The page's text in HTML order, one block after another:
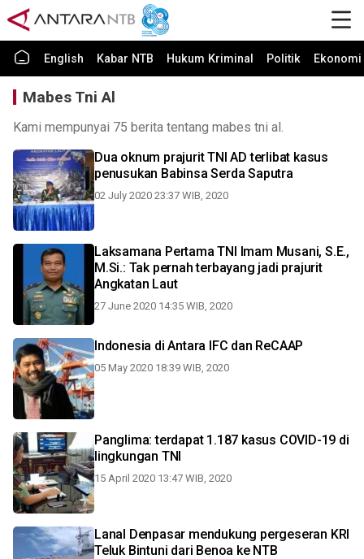
English Kabar NTB Hukum Kriminal Politik
Mabes Tni Al
Kami mempunyai 75 berita tentang mabes tni al.
Dua oknum prajurit TNI AD terlibat kasus
penusukan Babinsa Serda Saputra
02 July 2020 23:37 WIB, 2020
Laksamana Pertama TNI Imam Musani, S.E.,
M.Si.: Tak pernah terbayang jadi prajurit
Angkatan Laut
27 June 2020 14:35 WIB, 2020
Indonesia di Antara IFC dan ReCAAP
05 May 2020 18:39 WIB, 2020
Panglima: terdapat 1.187 kasus COVID-19 di
lingkungan TNI
15 April 2020 13:47 WIB, 2020
Lanal Denpasar mendukung pergeseran KRI
Teluk Bintuni dari Benoa ke NTB